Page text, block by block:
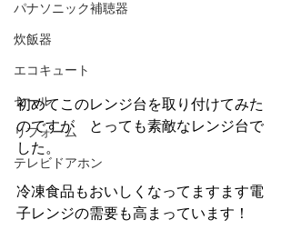
パナソニック補聴器
炊飯器
エコキュート
セール
リフォーム
テレビドアホン
初めてこのレンジ台を取り付けてみた
のですが　とっても素敵なレンジ台で
した。
冷凍食品もおいしくなってますます電
子レンジの需要も高まっています！